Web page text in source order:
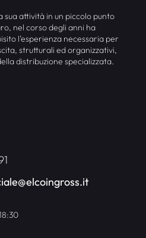
sua attività in un piccolo punto
nel corso degli anni ha
l’esperienza necessaria per
strutturali ed organizzativi,
distribuzione specializzata.